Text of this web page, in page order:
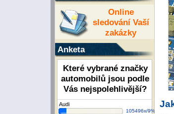
Online
sledování Vaší
zakázky
Anketa
Které vybrané značky
automobilů jsou podle
Vás nejspolehlivější?
Audi
105496x/9%